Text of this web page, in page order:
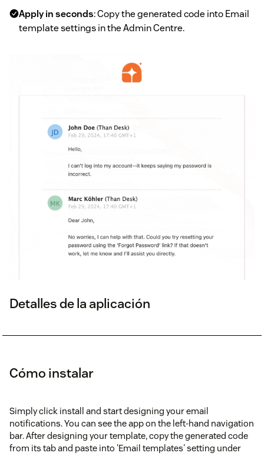
Apply in seconds: Copy the generated code into Email
template settings in the Admin Centre.
Detalles de la aplicación
Cómo instalar
Simply click install and start designing your email
notifications. You can see the app on the left-hand navigation
bar. After designing your template, copy the generated code
from its tab and paste into 'Email templates' setting under